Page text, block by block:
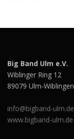
Big Band Ulm e.V.
Wiblinger Ring 12
89079 Ulm-Wiblingen
info@bigband-ulm.de
www.bigband-ulm.de